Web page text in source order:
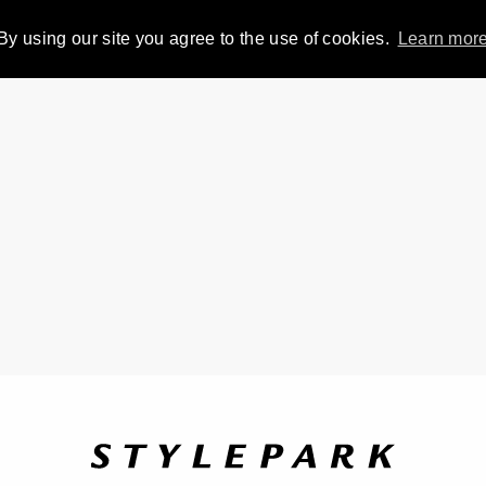
using our site you agree to the use of cookies. Learn